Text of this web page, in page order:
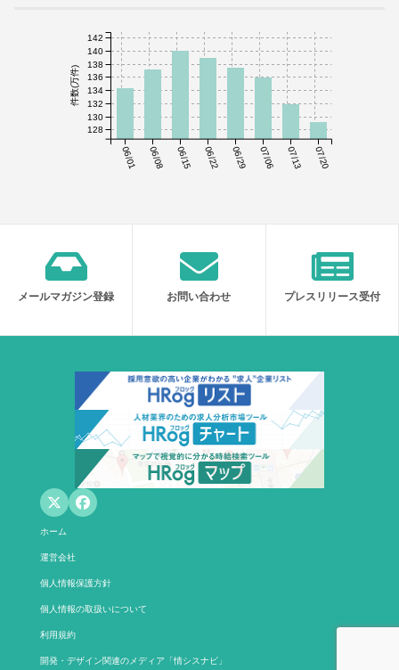
06/01 06/08 06/15 06/22 06/29 07/06 07/13 07/20
件数(万件)
128
130
132
134
136
138
140
142
メールマガジン登録 お問い合わせ プレスリリース受付
ホーム
運営会社
個人情報保護方針
個人情報の取扱いについて
利用規約
開発・デザイン関連のメディア「情シスナビ」